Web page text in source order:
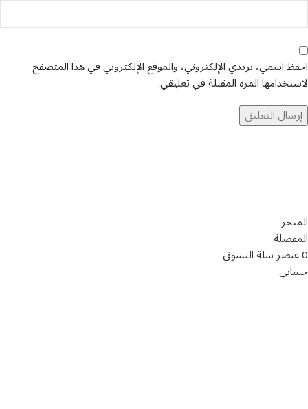
احفظ اسمي، بريدي الإلكتروني، والموقع الإلكتروني في هذا المتصفح
لاستخدامها المرة المقبلة في تعليقي.
المتجر
المفضلة
0عنصرسلة التسوق
حسابي